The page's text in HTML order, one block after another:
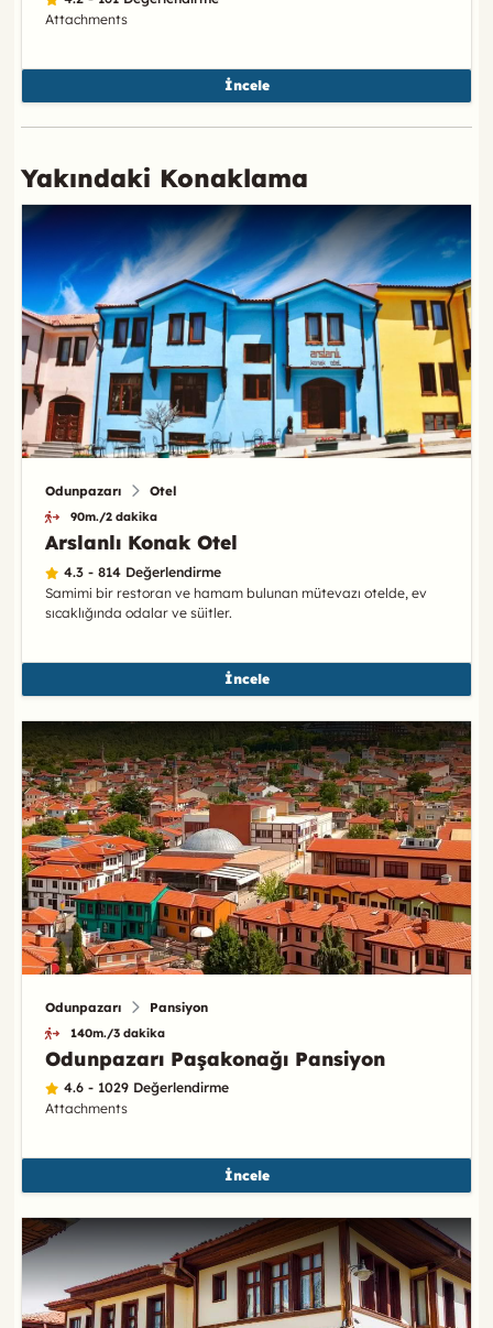
Attachments
İncele
Yakındaki Konaklama
Odunpazarı Otel
90m./2 dakika
Arslanlı Konak Otel
4.3 - 814 Değerlendirme
Samimi bir restoran ve hamam bulunan mütevazı otelde, ev
sıcaklığında odalar ve süitler.
İncele
Odunpazarı Pansiyon
140m./3 dakika
Odunpazarı Paşakonağı Pansiyon
4.6 - 1029 Değerlendirme
Attachments
İncele